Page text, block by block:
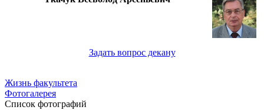
Задать вопрос декану
Жизнь факультета
Фотогалерея
Список фотографий